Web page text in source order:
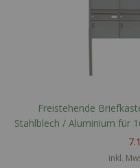
Freistehende
Stahlblech / Aluminium für
Norm -
inkl.